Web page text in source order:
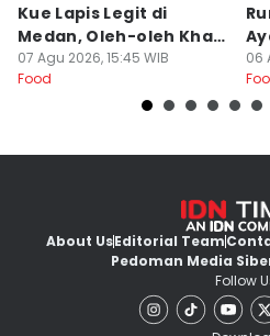
Kue Lapis Legit di
Medan, Oleh-oleh Khas
Sumut
07 Agu 2026, 15:45 WIB
Food
06
About UsEditorial Team
Pedoman Media
Follow